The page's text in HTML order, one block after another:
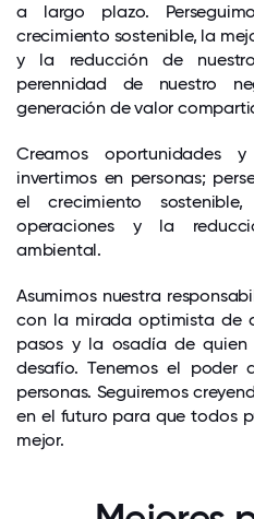
a largo plazo.
crecimiento sostenible, la
y la reducción de
perennidad de nuestro
generación de valor
Creamos oportunidades
invertimos en personas;
el crecimiento
operaciones y la
ambiental.
Asumimos nuestra
con la mirada optimista de
pasos y la osadía de
desafío. Tenemos el
personas. Seguiremos
en el futuro para que todos
mejor.